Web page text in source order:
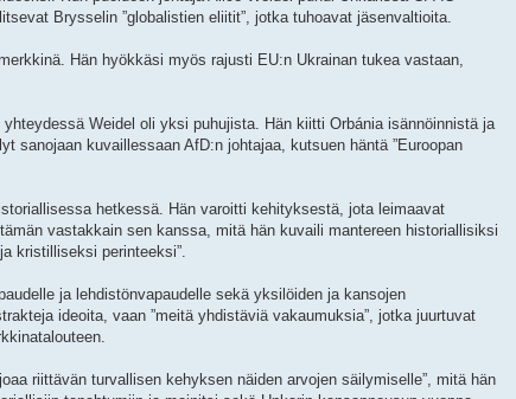
Brysselin ”globalistien eliitit”, jotka tuhoavat jäsenvaltioita.
Hän hyökkäsi myös rajusti EU:n Ukrainan tukea vastaan,
Weidel oli yksi puhujista. Hän kiitti Orbánia isännöinnistä ja
sanojaan kuvaillessaan AfD:n johtajaa, kutsuen häntä ”Euroopan
hetkessä. Hän varoitti kehityksestä, jota leimaavat
vastakkain sen kanssa, mitä hän kuvaili mantereen historiallisiksi
kristilliseksi perinteeksi”.
ja lehdistönvapaudelle sekä yksilöiden ja kansojen
ideoita, vaan ”meitä yhdistäviä vakaumuksia”, jotka juurtuvat
riittävän turvallisen kehyksen näiden arvojen säilymiselle”, mitä hän